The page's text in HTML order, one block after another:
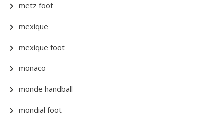
metz foot
mexique
mexique foot
monaco
monde handball
mondial foot